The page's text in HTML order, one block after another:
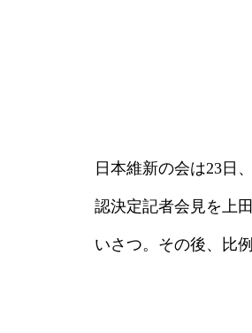
日本維新の会は23日
認決定記者会見を上
いさつ。その後、比